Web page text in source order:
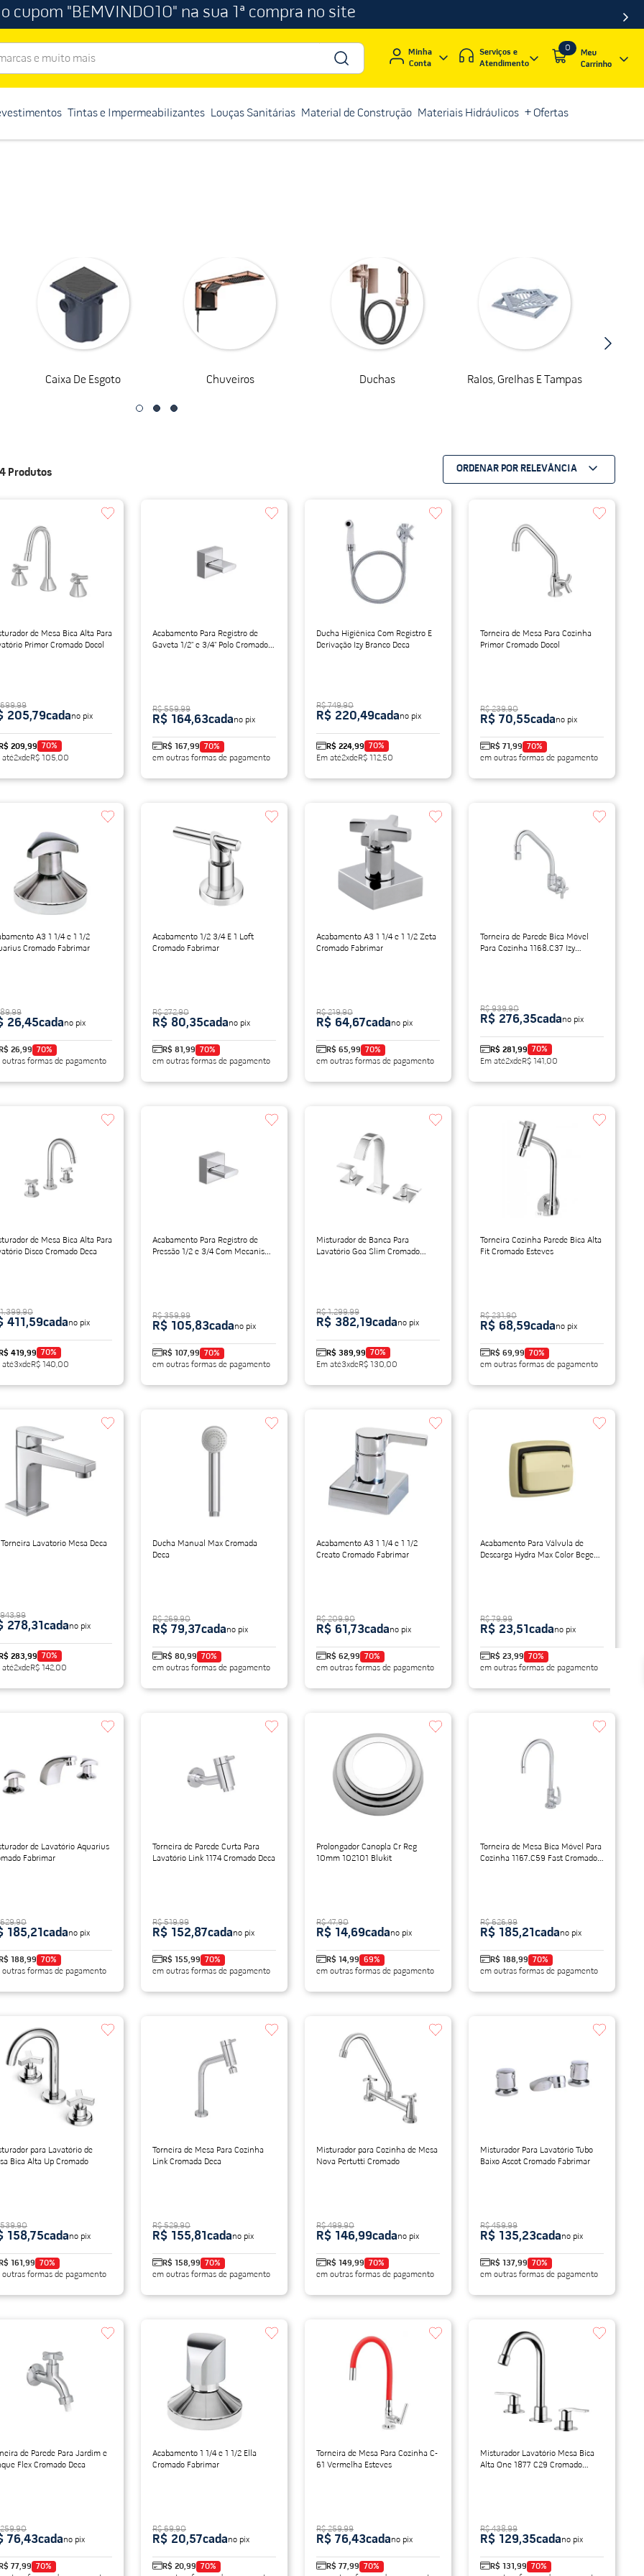
cupom "BEMVINDO10" na sua 1ª compra no site
e muito mais
Minha
Conta
Serviços e
Atendimento
0
Tintas e Impermeabilizantes Louças Sanitárias Material de Construção Materiais Hidráulicos + Ofertas
Caixa De Esgoto Chuveiros Duchas Ralos, Grelhas E Tampas
Produtos ORDENAR POR RELEVÂNCIA
de Mesa Bica Alta Para
Primor Cromado Docol
R$ 209,99 70%
até2xdeR$ 105,00
699,99
205,79cadano pix
Acabamento Para Registro de
Gaveta 1/2" e 3/4" Polo Cromado
R$ 167,99 70%
em outras formas de pagamento
R$ 559,99
R$ 164,63cadano pix
Ducha Higiênica Com Registro E
Derivação Izy Branco Deca
R$ 224,99 70%
Em até2xdeR$ 112,50
R$ 749,90
R$ 220,49cadano pix
Torneira de Mesa Para Cozinha
Primor Cromado Docol
R$ 71,99 70%
em outras formas de pagamento
R$ 239,90
R$ 70,55cadano pix
A3 1 1/4 e 1 1/2
Cromado Fabrimar
R$ 26,99 70%
outras formas de pagamento
26,45cadano pix
Acabamento 1/2 3/4 E 1 Loft
Cromado Fabrimar
R$ 81,99 70%
em outras formas de pagamento
R$ 272,90
R$ 80,35cadano pix
Acabamento A3 1 1/4 e 1 1/2 Zeta
Cromado Fabrimar
R$ 65,99 70%
em outras formas de pagamento
R$ 219,90
R$ 64,67cadano pix
Torneira de Parede Bica Móvel
Para Cozinha 1168.C37 Izy
R$ 281,99 70%
Em até2xdeR$ 141,00
R$ 939,90
R$ 276,35cadano pix
de Mesa Bica Alta Para
Disco Cromado Deca
R$ 419,99 70%
até3xdeR$ 140,00
411,59cadano pix
Acabamento Para Registro de
Pressão 1/2 e 3/4 Com Mecanismo
R$ 107,99 70%
em outras formas de pagamento
R$ 359,99
R$ 105,83cadano pix
Misturador de Banca Para
Lavatório Goa Slim Cromado
R$ 389,99 70%
Em até3xdeR$ 130,00
R$ 1.299,99
R$ 382,19cadano pix
Torneira Cozinha Parede Bica Alta
Fit Cromado Esteves
R$ 69,99 70%
em outras formas de pagamento
R$ 231,90
R$ 68,59cadano pix
Lavatorio Mesa Deca
R$ 283,99 70%
até2xdeR$ 142,00
278,31cadano pix
Ducha Manual Max Cromada
Deca
R$ 80,99 70%
em outras formas de pagamento
R$ 269,90
R$ 79,37cadano pix
Acabamento A3 1 1/4 e 1 1/2
Creato Cromado Fabrimar
R$ 62,99 70%
em outras formas de pagamento
R$ 209,90
R$ 61,73cadano pix
Acabamento Para Válvula de
Descarga Hydra Max Color Bege
R$ 23,99 70%
em outras formas de pagamento
R$ 79,99
R$ 23,51cadano pix
de Lavatório Aquarius
Fabrimar
R$ 188,99 70%
outras formas de pagamento
629,90
185,21cadano pix
Torneira de Parede Curta Para
Lavatório Link 1174 Cromado Deca
R$ 155,99 70%
em outras formas de pagamento
R$ 519,99
R$ 152,87cadano pix
Prolongador Canopla Cr Reg
10mm 102101 Blukit
R$ 14,99 69%
em outras formas de pagamento
R$ 47,90
R$ 14,69cadano pix
Torneira de Mesa Bica Móvel Para
Cozinha 1167.C59 Fast Cromado
R$ 188,99 70%
em outras formas de pagamento
R$ 626,99
R$ 185,21cadano pix
para Lavatório de
Bica Alta Up Cromado
R$ 161,99 70%
outras formas de pagamento
539,90
158,75cadano pix
Torneira de Mesa Para Cozinha
Link Cromada Deca
R$ 158,99 70%
em outras formas de pagamento
R$ 529,90
R$ 155,81cadano pix
Misturador para Cozinha de Mesa
Nova Pertutti Cromado
R$ 149,99 70%
em outras formas de pagamento
R$ 499,90
R$ 146,99cadano pix
Misturador Para Lavatório Tubo
Baixo Ascot Cromado Fabrimar
R$ 137,99 70%
em outras formas de pagamento
R$ 459,99
R$ 135,23cadano pix
de Parede Para Jardim e
Flex Cromado Deca
R$ 77,99 70%
259,90
76,43cadano pix
Acabamento 1 1/4 e 1 1/2 Ella
Cromado Fabrimar
R$ 20,99 70%
R$ 69,90
R$ 20,57cadano pix
Torneira de Mesa Para Cozinha C-
61 Vermelha Esteves
R$ 77,99 70%
R$ 259,99
R$ 76,43cadano pix
Misturador Lavatório Mesa Bica
Alta One 1877 C29 Cromado
R$ 131,99 70%
R$ 438,99
R$ 129,35cadano pix